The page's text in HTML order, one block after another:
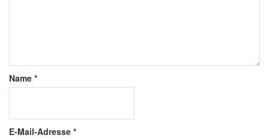
Name *
E-Mail-Adresse *